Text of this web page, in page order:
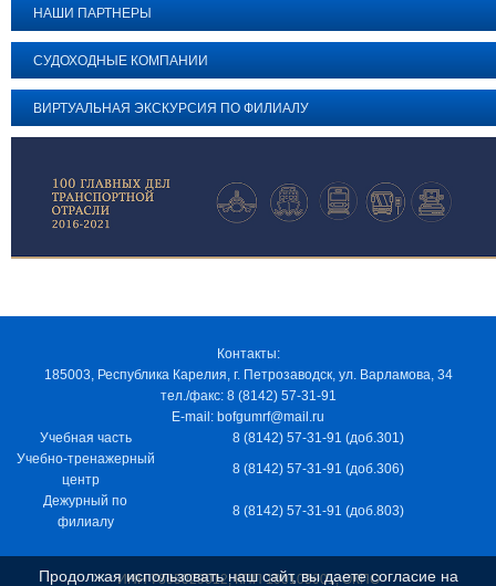
НАШИ ПАРТНЕРЫ
СУДОХОДНЫЕ КОМПАНИИ
ВИРТУАЛЬНАЯ ЭКСКУРСИЯ ПО ФИЛИАЛУ
Контакты:
185003, Республика Карелия, г. Петрозаводск, ул. Варламова, 34
тел./факс: 8 (8142) 57-31-91
E-mail: bofgumrf@mail.ru
Учебная часть
8 (8142) 57-31-91 (доб.301)
Учебно-тренажерный
центр
8 (8142) 57-31-91 (доб.306)
Дежурный по
филиалу
8 (8142) 57-31-91 (доб.803)
ИНН 7805029012, КПП 100103001, ОКПО
Продолжая использовать наш сайт, вы даете согласие на